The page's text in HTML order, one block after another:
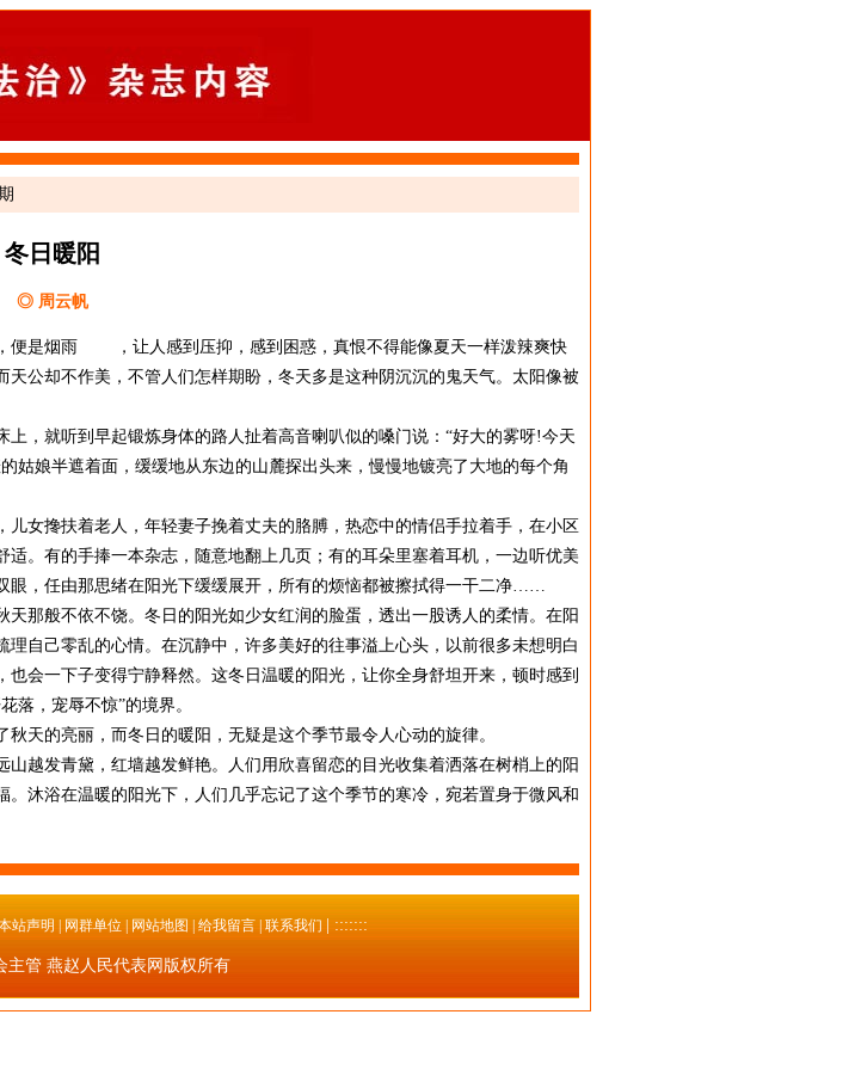
冬日暖阳
◎ 周云帆
是烟雨 ，让人感到压抑，感到困惑，真恨不得能像夏天一样泼辣爽快
公却不作美，不管人们怎样期盼，冬天多是这种阴沉沉的鬼天气。太阳像被
就听到早起锻炼身体的路人扯着高音喇叭似的嗓门说：“好大的雾呀!今天
姑娘半遮着面，缓缓地从东边的山麓探出头来，慢慢地镀亮了大地的每个角
搀扶着老人，年轻妻子挽着丈夫的胳膊，热恋中的情侣手拉着手，在小区
。有的手捧一本杂志，随意地翻上几页；有的耳朵里塞着耳机，一边听优美
眼，任由那思绪在阳光下缓缓展开，所有的烦恼都被擦拭得一干二净……
般不依不饶。冬日的阳光如少女红润的脸蛋，透出一股诱人的柔情。在阳
自己零乱的心情。在沉静中，许多美好的往事溢上心头，以前很多未想明白
会一下子变得宁静释然。这冬日温暖的阳光，让你全身舒坦开来，顿时感到
落，宠辱不惊”的境界。
的亮丽，而冬日的暖阳，无疑是这个季节最令人心动的旋律。
发青黛，红墙越发鲜艳。人们用欣喜留恋的目光收集着洒落在树梢上的阳
沐浴在温暖的阳光下，人们几乎忘记了这个季节的寒冷，宛若置身于微风和
站声明 | 网群单位 | 网站地图 | 给我留言 | 联系我们 | :::::::
主管 燕赵人民代表网版权所有